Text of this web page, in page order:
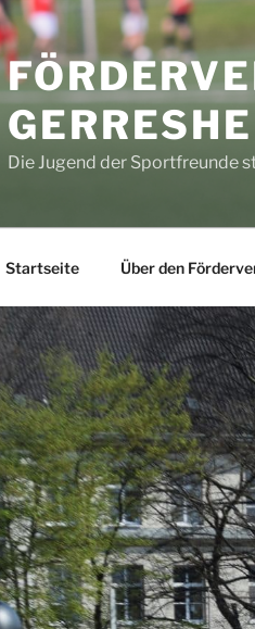
Die Jugend der Sportfreunde
Startseite Über den